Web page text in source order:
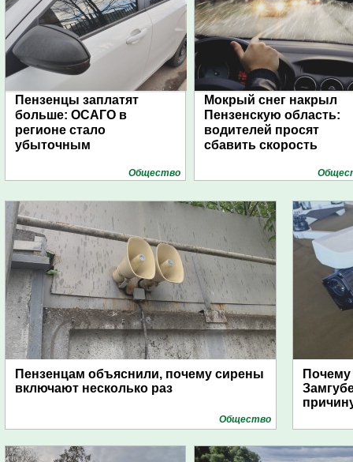
Пензенцы заплатят
больше: ОСАГО в
регионе стало
убыточным
Общество
Мокрый снег накрыл
Пензенскую область:
водителей просят
сбавить скорость
Пензенцам объяснили, почему сирены
включают несколько раз
Общество